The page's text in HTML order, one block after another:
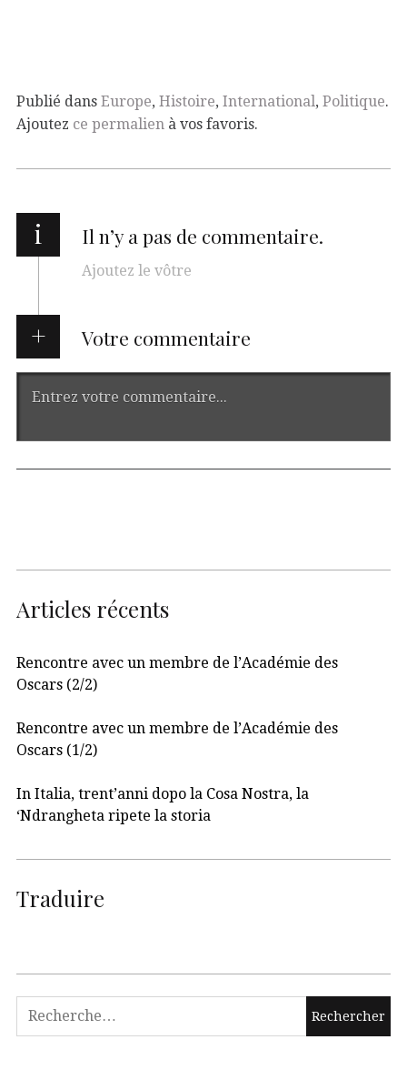
Publié dans Europe, Histoire, International, Politique.
Ajoutez ce permalien à vos favoris.
i Il n’y a pas de commentaire.
Ajoutez le vôtre
Votre commentaire
Articles récents
Rencontre avec un membre de l’Académie des
Oscars (2/2)
Rencontre avec un membre de l’Académie des
Oscars (1/2)
In Italia, trent’anni dopo la Cosa Nostra, la
‘Ndrangheta ripete la storia
Traduire